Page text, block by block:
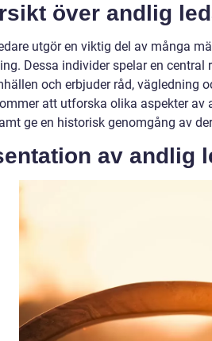
över andlig
utgör en viktig del av många
Dessa individer spelar en
och erbjuder råd, vägledning
att utforska olika aspekter av
ge en historisk genomgång av
av andlig